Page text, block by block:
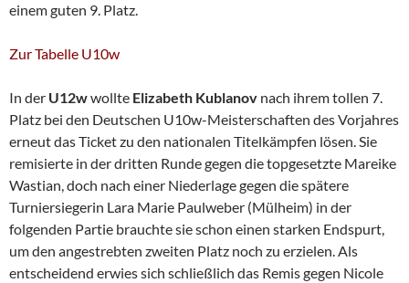
einem guten 9. Platz.
Zur Tabelle U10w
In der U12wwollte Elizabeth Kublanov nach ihrem tollen 7.
Platz bei den Deutschen U10w-Meisterschaften des Vorjahres
erneut das Ticket zu den nationalen Titelkämpfen lösen. Sie
remisierte in der dritten Runde gegen die topgesetzte Mareike
Wastian, doch nach einer Niederlage gegen die spätere
Turniersiegerin Lara Marie Paulweber (Mülheim) in der
folgenden Partie brauchte sie schon einen starken Endspurt,
um den angestrebten zweiten Platz noch zu erzielen. Als
entscheidend erwies sich schließlich das Remis gegen Nicole